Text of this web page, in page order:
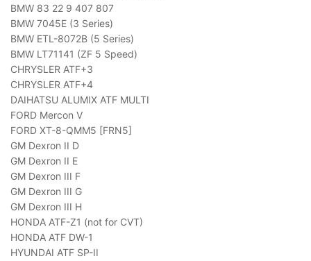
BMW 83 22 9 407 807
BMW 7045E (3 Series)
BMW ETL-8072B (5 Series)
BMW LT71141 (ZF 5 Speed)
CHRYSLER ATF+3
CHRYSLER ATF+4
DAIHATSU ALUMIX ATF MULTI
FORD Mercon V
FORD XT-8-QMM5 [FRN5]
GM Dexron II D
GM Dexron II E
GM Dexron III F
GM Dexron III G
GM Dexron III H
HONDA ATF-Z1 (not for CVT)
HONDA ATF DW-1
HYUNDAI ATF SP-II